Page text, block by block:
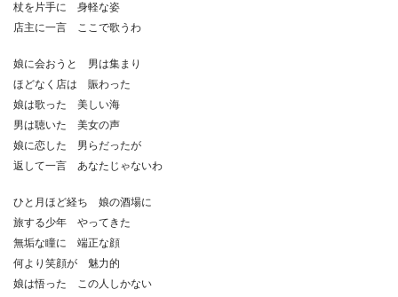
杖を片手に 身軽な姿
店主に一言 ここで歌うわ
娘に会おうと 男は集まり
ほどなく店は 賑わった
娘は歌った 美しい海
男は聴いた 美女の声
娘に恋した 男らだったが
返して一言 あなたじゃないわ
ひと月ほど経ち 娘の酒場に
旅する少年 やってきた
無垢な瞳に 端正な顔
何より笑顔が 魅力的
娘は悟った この人しかない